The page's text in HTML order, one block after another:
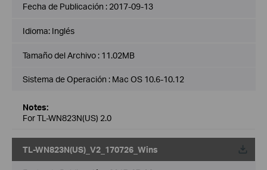
Fecha de Publicación : 2017-09-13
Idioma: Inglés
Tamaño del Archivo : 11.02MB
Sistema de Operación : Mac OS 10.6-10.12
Notes:
For TL-WN823N(US) 2.0
TL-WN823N(US)_V2_170726_Wins